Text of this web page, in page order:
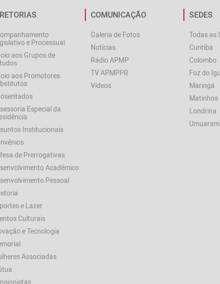
e Processual
aos Grupos de
aos Promotores
Especial da
Institucionais
de Prerrogativas
Acadêmico
Pessoal
e Lazer
Culturais
e Tecnologia
Associadas
COMUNICAÇÃO
Galeria de Fotos
Notícias
Rádio APMP
TV APMPPR
Vídeos
SEDES
Todas as
Curitiba
Colombo
Foz do
Maringá
Matinhos
Londrina